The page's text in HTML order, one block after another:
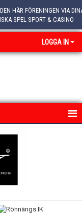
HÄR FÖRENINGEN VIA
SPEL SPORT & CASINO
LOGGA IN